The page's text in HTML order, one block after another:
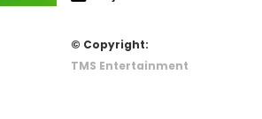
© Copyright:
TMS Entertainment